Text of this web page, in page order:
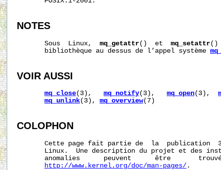
NOTES
       Sous  Linux,
mq_getattr()  et mq_setattr()
       bibliothèque au dessus de l’appel système
VOIR AUSSI
mq_close(3), mq_notify(3), mq_open(3),
mq_unlink(3), mq_overview(7)
COLOPHON
Cette page fait partie de  la  publication
Linux.  Une description du projet et des
anomalies      peuvent      être
http://www.kernel.org/doc/man-pages/ .